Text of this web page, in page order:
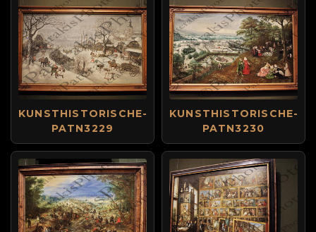
KUNSTHISTORISCHE-
PATN3229
KUNSTHISTORISCHE-
PATN3230